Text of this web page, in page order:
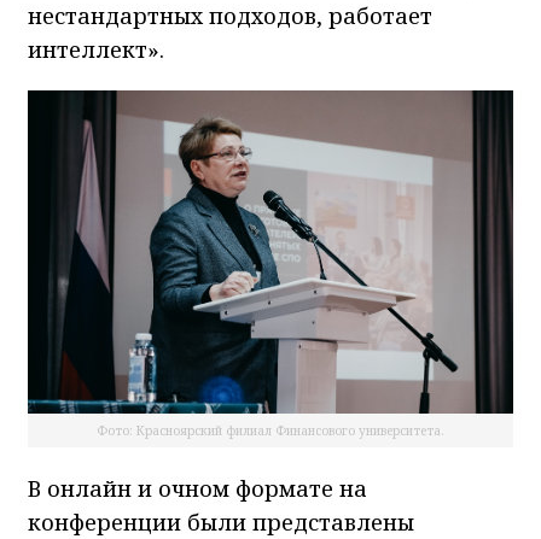
нестандартных подходов, работает
интеллект».
Фото: Красноярский филиал Финансового университета.
В онлайн и очном формате на
конференции были представлены